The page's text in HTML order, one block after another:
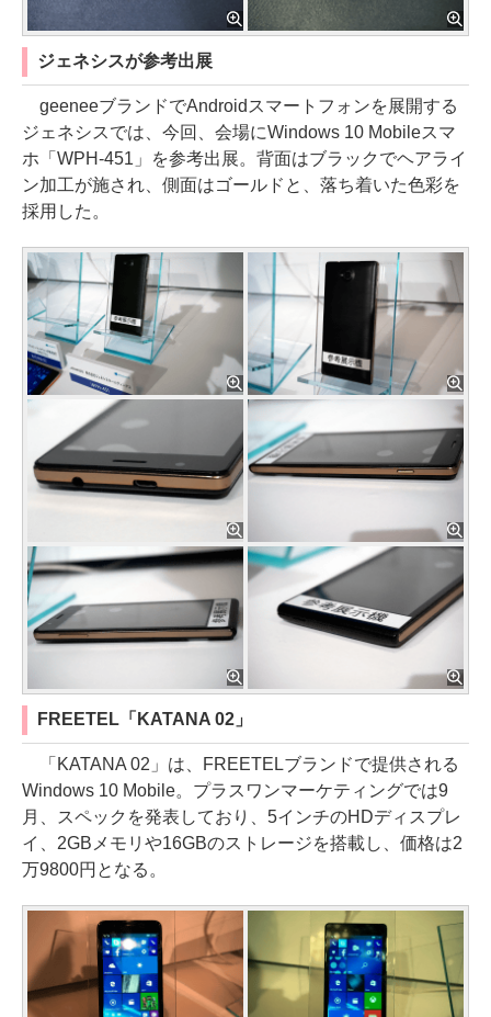
ジェネシスが参考出展
geeneeブランドでAndroidスマートフォンを展開する
ジェネシスでは、今回、会場にWindows 10 Mobileスマ
ホ「WPH-451」を参考出展。背面はブラックでヘアライ
ン加工が施され、側面はゴールドと、落ち着いた色彩を
採用した。
FREETEL「KATANA 02」
「KATANA 02」は、FREETELブランドで提供される
Windows 10 Mobile。プラスワンマーケティングでは9
月、スペックを発表しており、5インチのHDディスプレ
イ、2GBメモリや16GBのストレージを搭載し、価格は2
万9800円となる。